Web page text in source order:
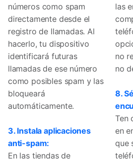
números como spam
directamente desde el
registro de llamadas. Al
hacerlo, tu dispositivo
identificará futuras
llamadas de ese número
como posibles spam y las
bloqueará
automáticamente.
3. Instala aplicaciones
anti-spam:
En las tiendas de
las
no
no
8.
Ten
en
que